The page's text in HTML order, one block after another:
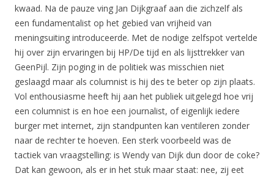
kwaad. Na de pauze ving Jan Dijkgraaf aan die zichzelf als
een fundamentalist op het gebied van vrijheid van
meningsuiting introduceerde. Met de nodige zelfspot vertelde
hij over zijn ervaringen bij HP/De tijd en als lijsttrekker van
GeenPijl. Zijn poging in de politiek was misschien niet
geslaagd maar als columnist is hij des te beter op zijn plaats.
Vol enthousiasme heeft hij aan het publiek uitgelegd hoe vrij
een columnist is en hoe een journalist, of eigenlijk iedere
burger met internet, zijn standpunten kan ventileren zonder
naar de rechter te hoeven. Een sterk voorbeeld was de
tactiek van vraagstelling: is Wendy van Dijk dun door de coke?
Dat kan gewoon, als er in het stuk maar staat: nee, zij eet